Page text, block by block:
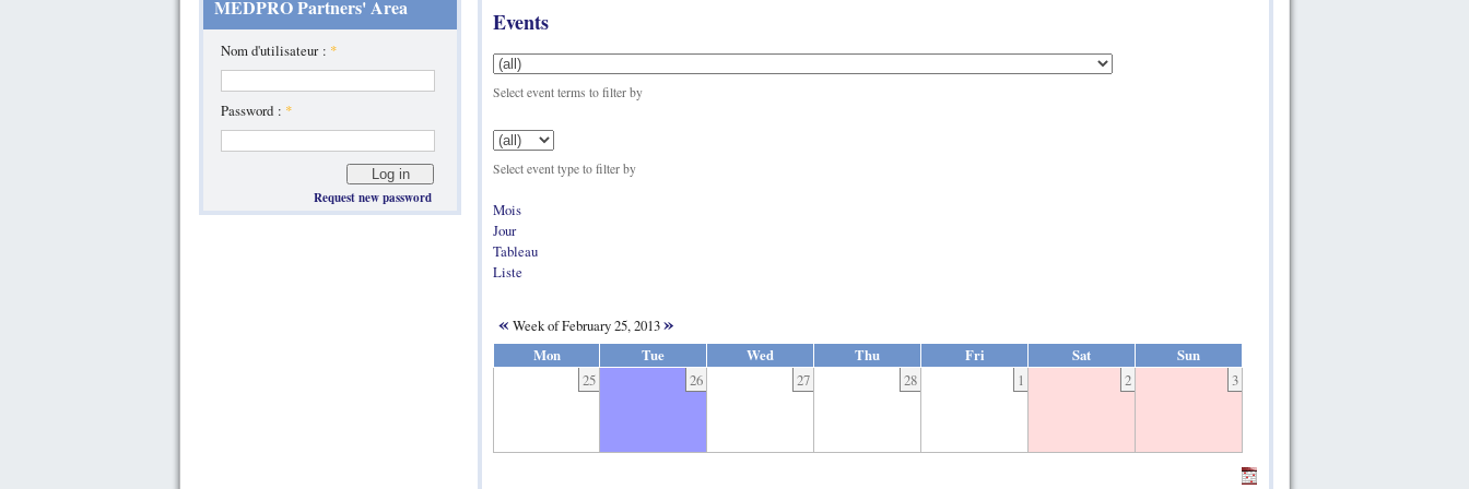
MEDPRO Partners' Area
Nom d'utilisateur : *
Password : *
Request new password
Events
Select event terms to filter by
Select event type to filter by
Mois
Jour
Tableau
Liste
« Week of February 25, 2013»
Mon Tue Wed Thu Fri Sat
Sun
25
26 27 28 1 2 3